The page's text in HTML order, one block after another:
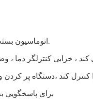
1اتوماسیون بسته بندی، بهبود بهره وری تولید و کاهش قابل توجهی هزینه محصول.
3. برای پاسخگویی